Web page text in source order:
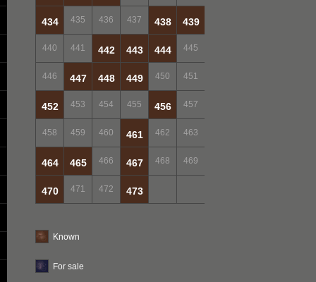
434 435 436 437 438 439
440 441 442 443 444 445
446 447 448 449 450 451
452 453 454 455 456 457
458 459 460 461 462 463
464 465 466 467 468 469
470 471 472 473
Known
For sale